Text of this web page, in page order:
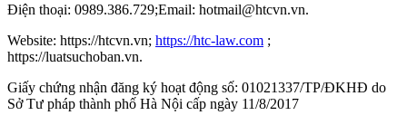
Điện thoại: 0989.386.729;Email: hotmail@htcvn.vn.
Website: https://htcvn.vn; https://htc-law.com ;
https://luatsuchoban.vn.
Giấy chứng nhận đăng ký hoạt động số: 01021337/TP/ĐKHĐ do
Sở Tư pháp thành phố Hà Nội cấp ngày 11/8/2017